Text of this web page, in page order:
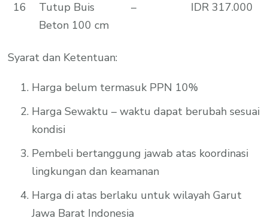
16
Tutup Buis
Beton 100 cm
– IDR 317.000
Syarat dan Ketentuan:
Harga belum termasuk PPN 10%
Harga Sewaktu – waktu dapat berubah sesuai
kondisi
Pembeli bertanggung jawab atas koordinasi
lingkungan dan keamanan
Harga di atas berlaku untuk wilayah Garut
Jawa Barat Indonesia